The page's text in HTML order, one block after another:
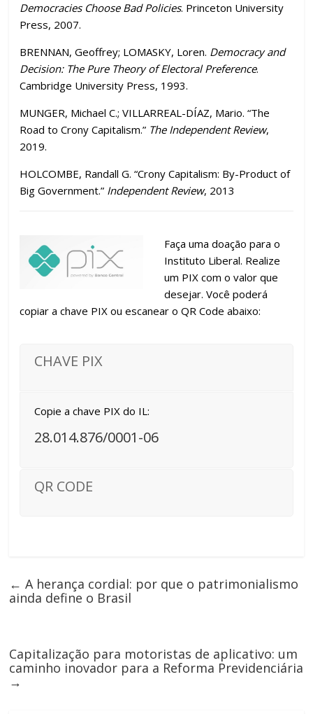
Democracies Choose Bad Policies. Princeton University
Press, 2007.
BRENNAN, Geoffrey; LOMASKY, Loren. Democracy and
Decision: The Pure Theory of Electoral Preference.
Cambridge University Press, 1993.
MUNGER, Michael C.; VILLARREAL-DÍAZ, Mario. “The
Road to Crony Capitalism.” The Independent Review,
2019.
HOLCOMBE, Randall G. “Crony Capitalism: By-Product of
Big Government.” Independent Review, 2013
Faça uma doação para o
Instituto Liberal. Realize
um PIX com o valor que
desejar. Você poderá
copiar a chave PIX ou escanear o QR Code abaixo:
CHAVE PIX
Copie a chave PIX do IL:
28.014.876/0001-06
QR CODE
← A herança cordial: por que o patrimonialismo
ainda define o Brasil
Capitalização para motoristas de aplicativo: um
caminho inovador para a Reforma Previdenciária
→